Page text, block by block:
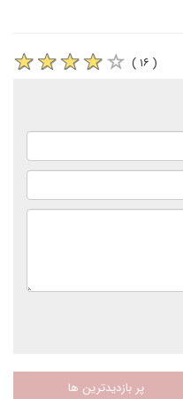
( ۱۶ )
پر بازدیدترین ها